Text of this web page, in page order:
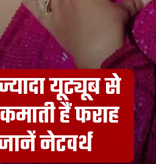
यूट्यूब से
हैं फराह
नेटवर्थ